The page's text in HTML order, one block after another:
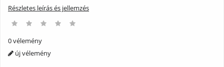
Részletes leírás és jellemzés
0 vélemény
új vélemény